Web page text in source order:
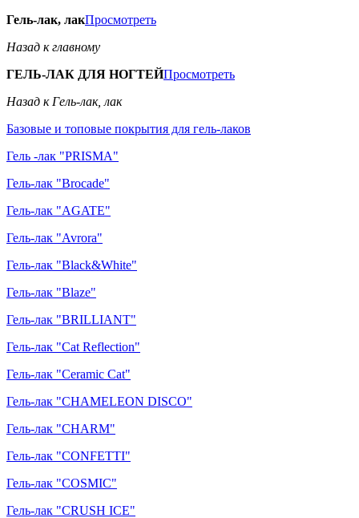
Гель-лак, лакПросмотреть
Назад к главному
ГЕЛЬ-ЛАК ДЛЯ НОГТЕЙПросмотреть
Назад к Гель-лак, лак
Базовые и топовые покрытия для гель-лаков
Гель -лак "PRISMA"
Гель-лак "Brocade"
Гель-лак "AGATE"
Гель-лак "Avrora"
Гель-лак "Black&White"
Гель-лак "Blaze"
Гель-лак "BRILLIANT"
Гель-лак "Cat Reflection"
Гель-лак "Ceramic Cat"
Гель-лак "CHAMELEON DISCO"
Гель-лак "CHARM"
Гель-лак "CONFETTI"
Гель-лак "COSMIC"
Гель-лак "CRUSH ICE"